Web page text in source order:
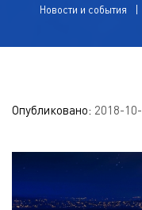
Новости и события
Опубликовано: 2018-